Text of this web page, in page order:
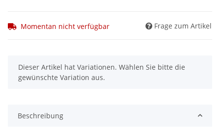
Momentan nicht verfügbar Frage zum Artikel
x
Dieser Artikel hat Variationen. Wählen Sie bitte die
gewünschte Variation aus.
Beschreibung